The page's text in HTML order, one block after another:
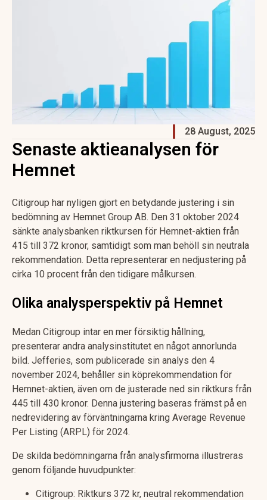
28 August, 2025
Senaste aktieanalysen för
Hemnet
Citigroup har nyligen gjort en betydande justering i sin
bedömning av Hemnet Group AB. Den 31 oktober 2024
sänkte analysbanken riktkursen för Hemnet-aktien från
415 till 372 kronor, samtidigt som man behöll sin neutrala
rekommendation. Detta representerar en nedjustering på
cirka 10 procent från den tidigare målkursen.
Olika analysperspektiv på Hemnet
Medan Citigroup intar en mer försiktig hållning,
presenterar andra analysinstitutet en något annorlunda
bild. Jefferies, som publicerade sin analys den 4
november 2024, behåller sin köprekommendation för
Hemnet-aktien, även om de justerade ned sin riktkurs från
445 till 430 kronor. Denna justering baseras främst på en
nedrevidering av förväntningarna kring Average Revenue
Per Listing (ARPL) för 2024.
De skilda bedömningarna från analysfirmorna illustreras
genom följande huvudpunkter:
Citigroup: Riktkurs 372 kr, neutral rekommendation